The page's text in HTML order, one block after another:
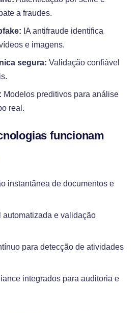
a fraudes.
IA antifraude identifica
e imagens.
segura: Validação confiável
Modelos preditivos para análise
real.
funcionam
instantânea de documentos e
automatizada e validação
para detecção de atividades
integrados para auditoria e